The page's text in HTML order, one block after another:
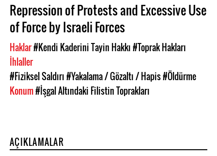
Repression of Protests and Excessive Use
of Force by Israeli Forces
Haklar#Kendi Kaderini Tayin Hakkı#Toprak Hakları
İhlaller
#Fiziksel Saldırı#Yakalama / Gözaltı / Hapis#Öldürme
Konum#İşgal Altındaki Filistin Toprakları
AÇIKLAMALAR